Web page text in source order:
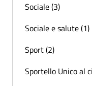
Sociale (3)
Sociale e salute (1)
Sport (2)
Sportello Unico al